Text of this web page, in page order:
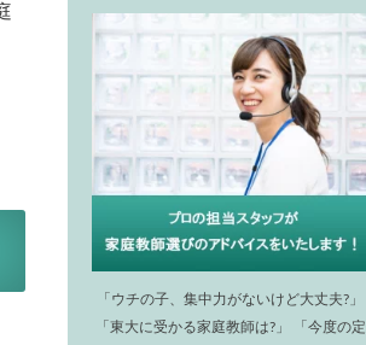
「ウチの子、集中力がないけど大丈夫?」
「東大に受かる家庭教師は?」 「今度の定